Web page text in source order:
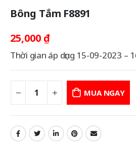
Bông Tắm F8891
25,000 ₫
Thời gian áp dụng 15-09-2023 –
MUA NGAY